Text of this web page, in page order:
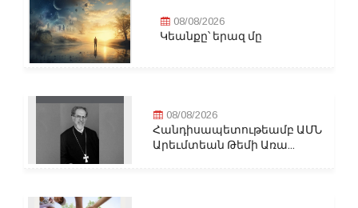
08/08/2026
Կեանքը՝ երազ մը
08/08/2026
Հանդիսապետութեամբ ԱՄՆ
Արեւմտեան Թեմի Առա...